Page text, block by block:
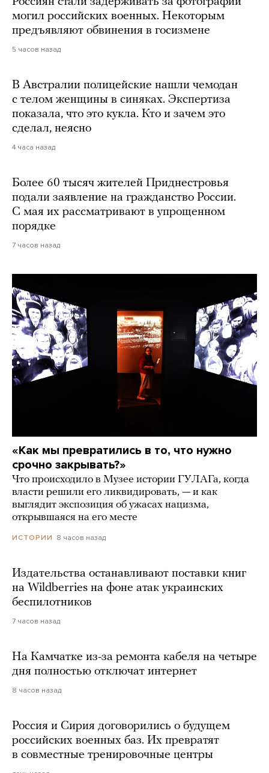
могил российских военных. Некоторым
предъявляют обвинения в госизмене
5 часов назад
В Австралии полицейские нашли чемодан
с телом женщины в синяках. Экспертиза
показала, что это кукла. Кто и зачем это
сделал, неясно
4 часа назад
Более 60 тысяч жителей Приднестровья
подали заявление на гражданство России.
С мая их рассматривают в упрощенном
порядке
7 часов назад
«Как мы превратились в то, что нужно
срочно закрывать?»
Что происходило в Музее истории ГУЛАГа, когда
власти решили его ликвидировать, — и как
выглядит экспозиция об ужасах нацизма,
открывшаяся на его месте
ИСТОРИИ 8 часов назад
Издательства останавливают поставки книг
на Wildberries на фоне атак украинских
беспилотников
7 часов назад
На Камчатке из-за ремонта кабеля на четыре
дня полностью отключат интернет
8 часов назад
Россия и Сирия договорились о будущем
российских военных баз. Их превратят
в совместные тренировочные центры